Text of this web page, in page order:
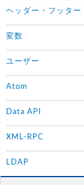
ヘッダー・フッター
変数
ユーザー
Atom
Data API
XML-RPC
LDAP